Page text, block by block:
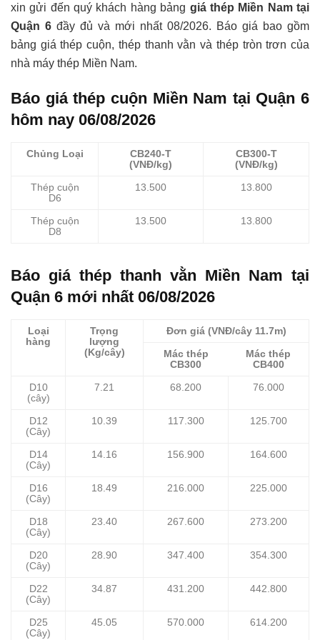
xin gửi đến quý khách hàng bảng giá thép Miền Nam tại
Quận 6 đầy đủ và mới nhất 08/2026. Báo giá bao gồm
bảng giá thép cuộn, thép thanh vằn và thép tròn trơn của
nhà máy thép Miền Nam.
Báo giá thép cuộn Miền Nam tại Quận 6
hôm nay 06/08/2026
Chủng Loại
CB240-T
(VNĐ/kg)
CB300-T
(VNĐ/kg)
Thép cuộn
D6
13.500 13.800
Thép cuộn
D8
13.500 13.800
Báo giá thép thanh vằn Miền Nam tại
Quận 6 mới nhất 06/08/2026
Loại
hàng
Trọng
lượng
(Kg/cây)
Đơn giá (VNĐ/cây 11.7m)
Mác thép
CB300
Mác thép
CB400
D10
(cây)
7.21 68.200 76.000
D12
(Cây)
10.39 117.300 125.700
D14
(Cây)
14.16 156.900 164.600
D16
(Cây)
18.49 216.000 225.000
D18
(Cây)
23.40 267.600 273.200
D20
(Cây)
28.90 347.400 354.300
D22
(Cây)
34.87 431.200 442.800
D25
(Cây)
45.05 570.000 614.200